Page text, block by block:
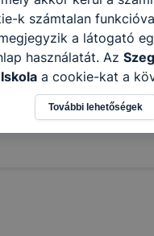
vagy
számára a képzési
k számtalan
a látogató
használatát. Az
a cookie-kat a
hogyan
melyik részeit
biztosítsunk
További lehetőségek